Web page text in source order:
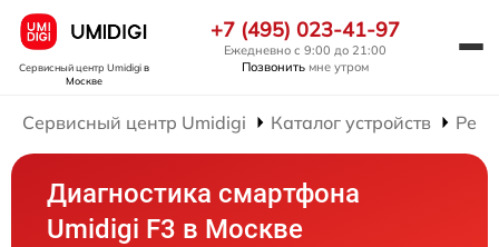
Сервисный центр Umidigiв
Москве
+7 (495) 023-41-97
Ежедневно с 9:00 до 21:00
Позвонить мне утром
Сервисный центр Umidigi Каталог устройств
Диагностика смартфона
Umidigi F3 в Москве